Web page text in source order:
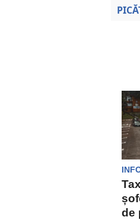
de